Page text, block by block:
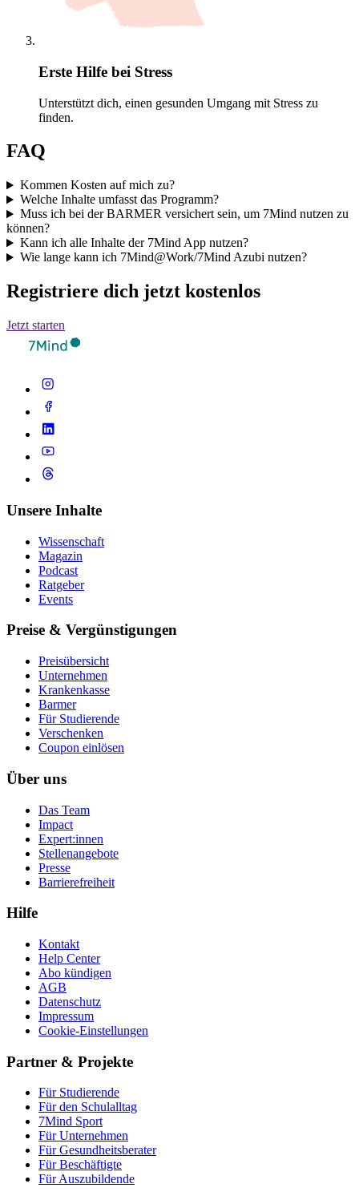
Erste Hilfe bei Stress
Unterstützt dich, einen gesunden Umgang mit Stress zu
finden.
FAQ
Kommen Kosten auf mich zu?
Welche Inhalte umfasst das Programm?
Muss ich bei der BARMER versichert sein, um 7Mind nutzen zu
können?
Kann ich alle Inhalte der 7Mind App nutzen?
Wie lange kann ich 7Mind@Work/7Mind Azubi nutzen?
Registriere dich jetzt kostenlos
Jetzt starten
Unsere Inhalte
Wissenschaft
Magazin
Podcast
Ratgeber
Events
Preise & Vergünstigungen
Preisübersicht
Unternehmen
Krankenkasse
Barmer
Für Studierende
Ver­schen­ken
Coupon einlösen
Über uns
Das Team
Impact
Expert:innen
Stellenangebote
Presse
Barrierefreiheit
Hilfe
Kontakt
Help Center
Abo kündigen
AGB
Datenschutz
Impressum
Cookie-Einstellungen
Partner & Projekte
Für Stu­die­rende
Für den Schulalltag
7Mind Sport
Für Unter­neh­men
Für Gesund­heits­be­ra­ter
Für Beschäftigte
Für Auszubildende